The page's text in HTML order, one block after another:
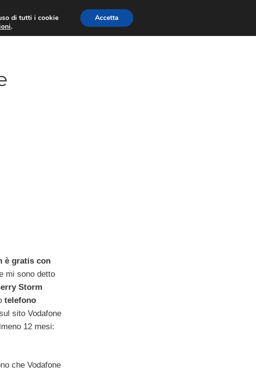
è gratis con
mi sono detto
Storm
telefono
sito Vodafone
12 mesi:
che Vodafone
di tutti i cookie
.
Accetta